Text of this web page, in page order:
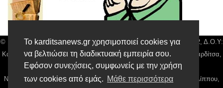
Το karditsanews.gr χρησιμοποιεί cookies για
να βελτιώσει τη διαδικτυακή εμπειρία σου.
Εφόσον συνεχίσεις, συμφωνείς με την χρήση
των cookies από εμάς. Μάθε περισσότερα
© Karditsa News | Διακριτικός Τίτλος: Orion Media, ΑΦΜ: 043750542, Δ.Ο.Υ:
Καρδίτσας, Αρ. Γεμή: 018804431000, Δ/νση: Διάκου 10 τ.κ 43132 Καρδίτσα,
Τηλ: 24410 42500, email:news@karditsanews.gr.
Νόμιμος Εκπρόσωπος, Ιδιοκτήτης και Διαχειριστής: Παναγιώτης Φιλίππου,